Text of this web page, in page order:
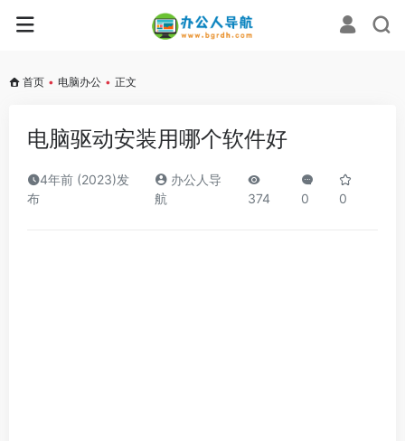
首页 • 电脑办公 • 正文
电脑驱动安装用哪个软件好
4年前 (2023)发
布
办公人导
航
374 0 0